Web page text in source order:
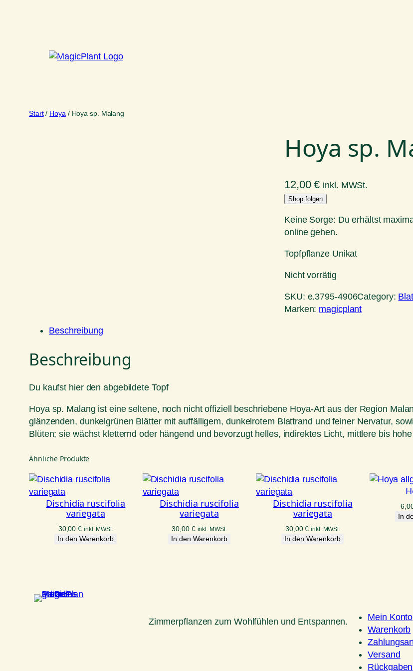
Start/ Hoya / Hoya sp. Malang
Hoya sp.
12,00€ inkl. MWSt.
Shop folgen
Keine Sorge: Du erhältst
online gehen.
Topfpflanze Unikat
Nicht vorrätig
SKU: e.3795-4906Category:
Marken: magicplant
Beschreibung
Beschreibung
Du kaufst hier den abgebildete Topf
Hoya sp. Malang ist eine seltene, noch nicht offiziell beschriebene Hoya-Art aus der Region
glänzenden, dunkelgrünen Blätter mit auffälligem, dunkelrotem Blattrand und feiner Nervatur,
Blüten; sie wächst kletternd oder hängend und bevorzugt helles, indirektes Licht, mittlere bis
Ähnliche Produkte
Dischidia ruscifolia
variegata
30,00€ inkl. MWSt.
In den Warenkorb
Dischidia ruscifolia
variegata
30,00 € inkl. MWSt.
In den Warenkorb
Dischidia ruscifolia
variegata
30,00€ inkl. MWSt.
In den Warenkorb
In
Zimmerpflanzen zum Wohlfühlen und Entspannen.
Mein Konto
Warenkorb
Versand
Rückgaben